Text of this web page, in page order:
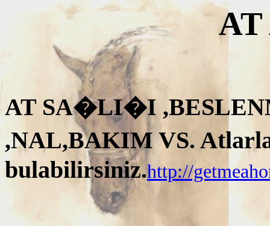
AT SA�LI�I
,NAL,BAKIM VS.
bulabilirsiniz.http://